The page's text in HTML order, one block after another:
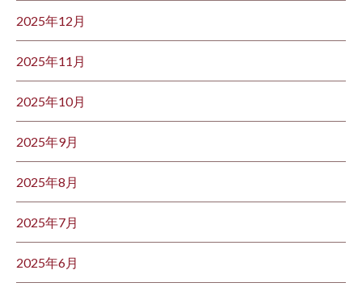
2025年12月
2025年11月
2025年10月
2025年9月
2025年8月
2025年7月
2025年6月